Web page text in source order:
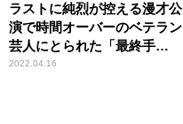
ラストに純烈が控える漫才公
演で時間オーバーのベテラン
芸人にとられた「最終手
段」 お笑いコンビ・ロケッ
2022.04.16